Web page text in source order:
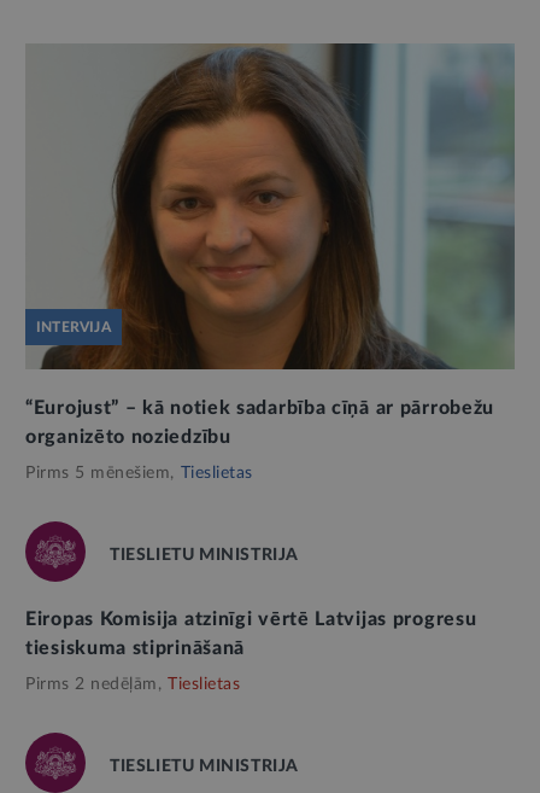
INTERVIJA
“Eurojust” – kā notiek sadarbība cīņā ar pārrobežu
organizēto noziedzību
Pirms 5 mēnešiem, Tieslietas
TIESLIETU MINISTRIJA
Eiropas Komisija atzinīgi vērtē Latvijas progresu
tiesiskuma stiprināšanā
Pirms 2 nedēļām, Tieslietas
TIESLIETU MINISTRIJA